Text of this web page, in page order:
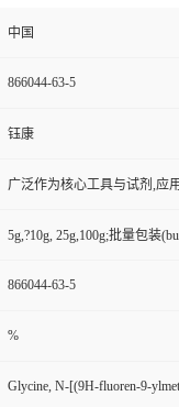
中国
866044-63-5
钰康
广泛作为核心工具与试剂,应
5g,?10g, 25g,100g;批量包装
866044-63-5
%
Glycine, N-[(9H-fluoren-9-